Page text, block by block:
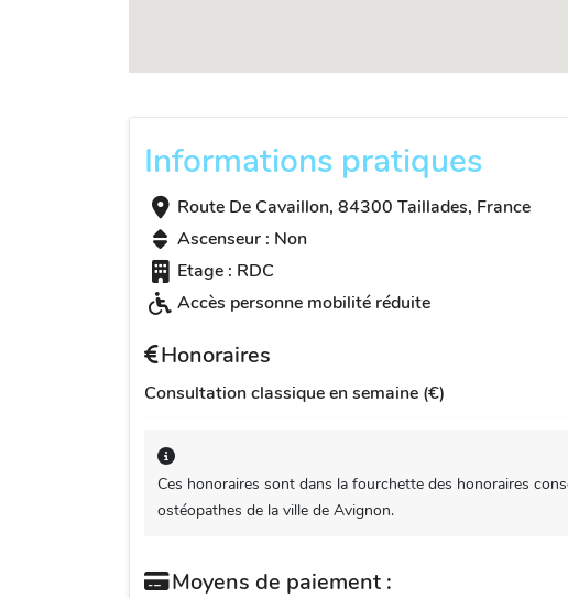
Informations pratiques
Route De Cavaillon, 84300 Taillades, France
Ascenseur : Non
Etage : RDC
Accès personne mobilité réduite
Honoraires
Consultation classique en semaine (€)
Ces honoraires sont dans la fourchette des honoraires
ostéopathes de la ville de Avignon.
Moyens de paiement :